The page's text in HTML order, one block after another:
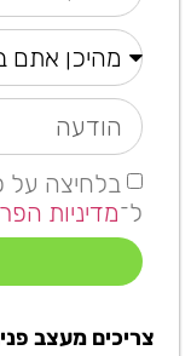
בלחיצה על
ל־מדיניות
צריכים מעצב